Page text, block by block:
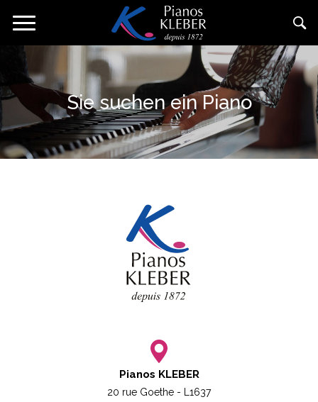
zum Navigation
Sie suchen ein Piano
Pianos KLEBER
20 rue Goethe - L1637